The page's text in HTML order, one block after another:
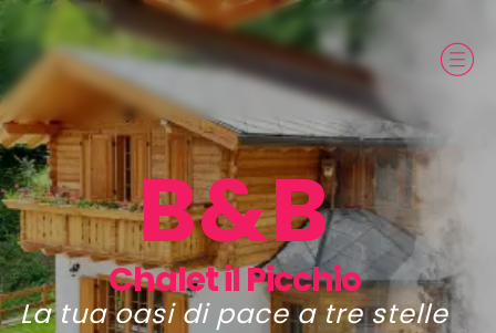
B&B
Chalet il Picchio
La tua oasi di pace a tre stelle